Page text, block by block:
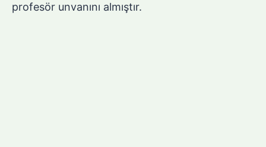
profesör unvanını almıştır.